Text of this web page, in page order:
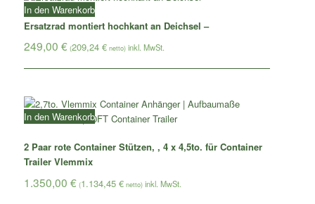
Ersatzrad montiert hochkant an Deichsel –
249,00€ (209,24€ netto)
In den Warenkorb
2 Paar rote Container Stützen, , 4 x 4,5to. für Container
Trailer Vlemmix
1.350,00€ (1.134,45€ netto)
In den Warenkorb